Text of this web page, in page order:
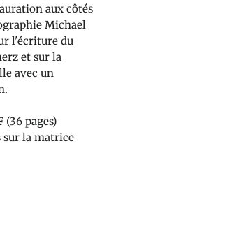
aux côtés
Michael
l'écriture du
et sur la
avec un
(36 pages)
sur la matrice